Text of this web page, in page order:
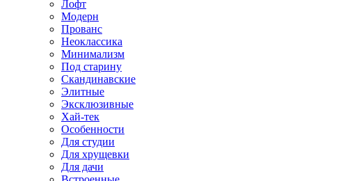
Лофт
Модерн
Прованс
Неоклассика
Минимализм
Под старину
Скандинавские
Элитные
Эксклюзивные
Хай-тек
Особенности
Для студии
Для хрущевки
Для дачи